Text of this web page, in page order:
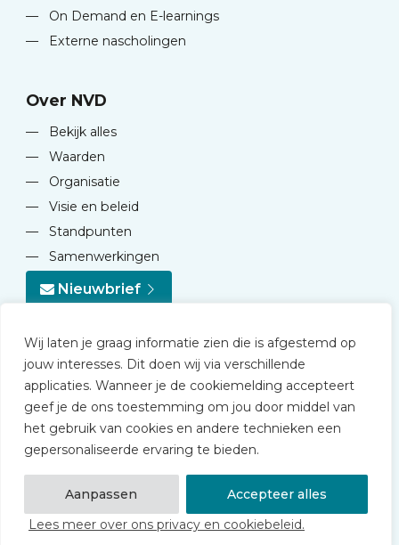
Wij laten je graag informatie zien die is afgestemd op
jouw interesses. Dit doen wij via verschillende
applicaties. Wanneer je de cookiemelding accepteert
geef je de ons toestemming om jou door middel van
het gebruik van cookies en andere technieken een
gepersonaliseerde ervaring te bieden.
Aanpassen
Accepteer alles
Lees meer over ons privacy en cookiebeleid.
—
On Demand en E-learnings
—
Externe nascholingen
Over NVD
—
Bekijk alles
—
Waarden
—
Organisatie
—
Visie en beleid
—
Standpunten
—
Samenwerkingen
Nieuwbrief
© 2026 NVD
Privacy statement
Disclaimer